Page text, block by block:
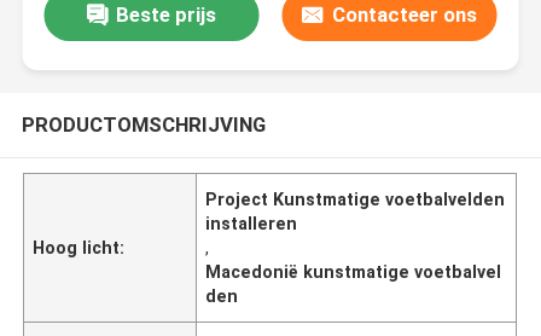
Beste prijs Contacteer ons
PRODUCTOMSCHRIJVING
Hoog licht:
Project Kunstmatige voetbalvelden
installeren
,
Macedonië kunstmatige voetbalvel
den